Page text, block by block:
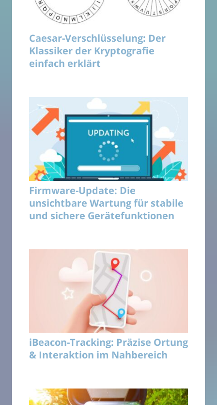
Caesar-Verschlüsselung: Der
Klassiker der Kryptografie
einfach erklärt
Firmware-Update: Die
unsichtbare Wartung für stabile
und sichere Gerätefunktionen
iBeacon-Tracking: Präzise Ortung
& Interaktion im Nahbereich